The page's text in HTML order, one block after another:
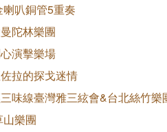
叭銅管5重奏
陀林樂團
演擊樂場
拉的探戈迷情
味線臺灣雅三絃會&台北絲竹樂
樂團